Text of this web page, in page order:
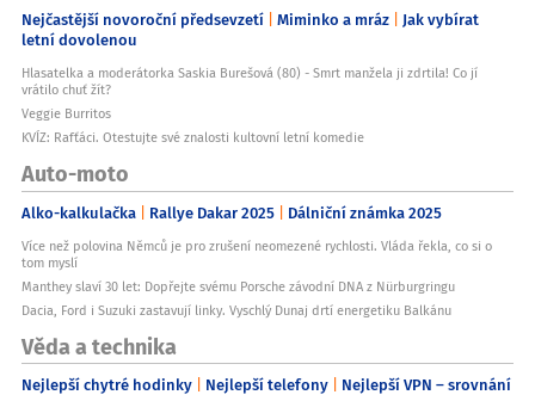
Nejčastější novoroční předsevzetí Miminko a mráz Jak vybírat
letní dovolenou
Hlasatelka a moderátorka Saskia Burešová (80) - Smrt manžela ji zdrtila! Co jí
vrátilo chuť žít?
Veggie Burritos
KVÍZ: Rafťáci. Otestujte své znalosti kultovní letní komedie
Auto-moto
Alko-kalkulačka Rallye Dakar 2025 Dálniční známka 2025
Více než polovina Němců je pro zrušení neomezené rychlosti. Vláda řekla, co si o
tom myslí
Manthey slaví 30 let: Dopřejte svému Porsche závodní DNA z Nürburgringu
Dacia, Ford i Suzuki zastavují linky. Vyschlý Dunaj drtí energetiku Balkánu
Věda a technika
Nejlepší chytré hodinky Nejlepší telefony Nejlepší VPN – srovnání